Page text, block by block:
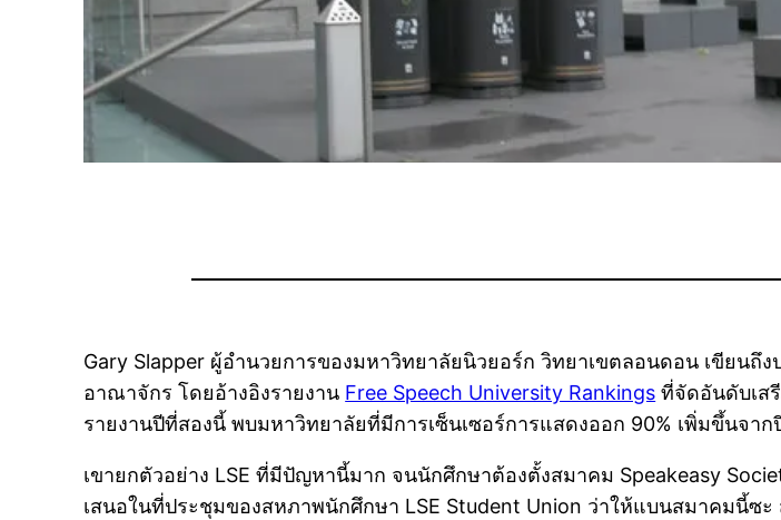
Gary Slapper ผู้อำนวยการของมหาวิทยาลัยนิวยอร์ก วิทยาเขตลอนดอน เขียนถึ
อาณาจักร โดยอ้างอิงรายงาน Free Speech University Rankings ที่จัดอันดับเส
รายงานปีที่สองนี้ พบมหาวิทยาลัยที่มีการเซ็นเซอร์การแสดงออก 90% เพิ่มขึ้นจา
เขายกตัวอย่าง LSE ที่มีปัญหานี้มาก จนนักศึกษาต้องตั้งสมาคม Speakeasy
เสนอในที่ประชุมของสหภาพนักศึกษา LSE Student Union ว่าให้แบนสมาคมนี้ซะ